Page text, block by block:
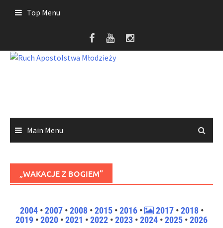
Top Menu
Main Menu
„WAKACJE Z BOGIEM”
2004•2007•2008•2015 •2016 • 2017 •2018 •
2019 •2020 •2021 •2022 •2023 •2024 •2025 •2026